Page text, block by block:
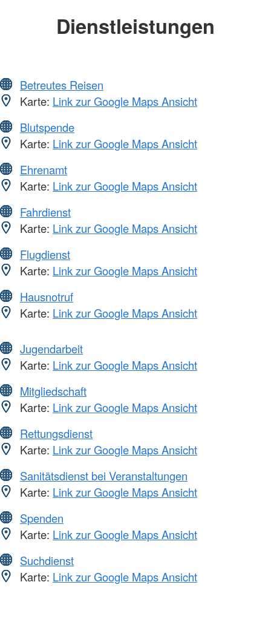
Dienstleistungen
Betreutes Reisen
Karte: Link zur Google Maps Ansicht
Blutspende
Karte: Link zur Google Maps Ansicht
Ehrenamt
Karte: Link zur Google Maps Ansicht
Fahrdienst
Karte: Link zur Google Maps Ansicht
Flugdienst
Karte: Link zur Google Maps Ansicht
Hausnotruf
Karte: Link zur Google Maps Ansicht
Jugendarbeit
Karte: Link zur Google Maps Ansicht
Mitgliedschaft
Karte: Link zur Google Maps Ansicht
Rettungsdienst
Karte: Link zur Google Maps Ansicht
Sanitätsdienst bei Veranstaltungen
Karte: Link zur Google Maps Ansicht
Spenden
Karte: Link zur Google Maps Ansicht
Suchdienst
Karte: Link zur Google Maps Ansicht